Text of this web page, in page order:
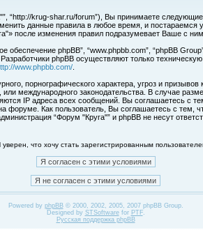
krug-shar.ru/forum”), Вы принимаете
данные правила в любое время, и
после изменения правил подразумевает Ваше с
phpBB”, “www.phpbb.com”, “phpBB
. Разработчики phpBB осуществляют только
www.phpbb.com/
порнографического характера, угроз и
или международного законодательства. В случае
IP адреса всех сообщений. Вы соглашаетесь с
форуме. Как пользователь, Вы соглашаетесь с тем,
“Форум "Круга"” и phpBB не несут
что хочу стать зарегистрированным
Powered by phpBB© 2000, 2002, 2005, 2007 phpBB Group.
Designed by STSoftwarefor PTF.
Русская поддержка phpBB